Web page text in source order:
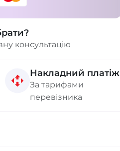
консультацію
Накладний платіж
За тарифами
перевізника